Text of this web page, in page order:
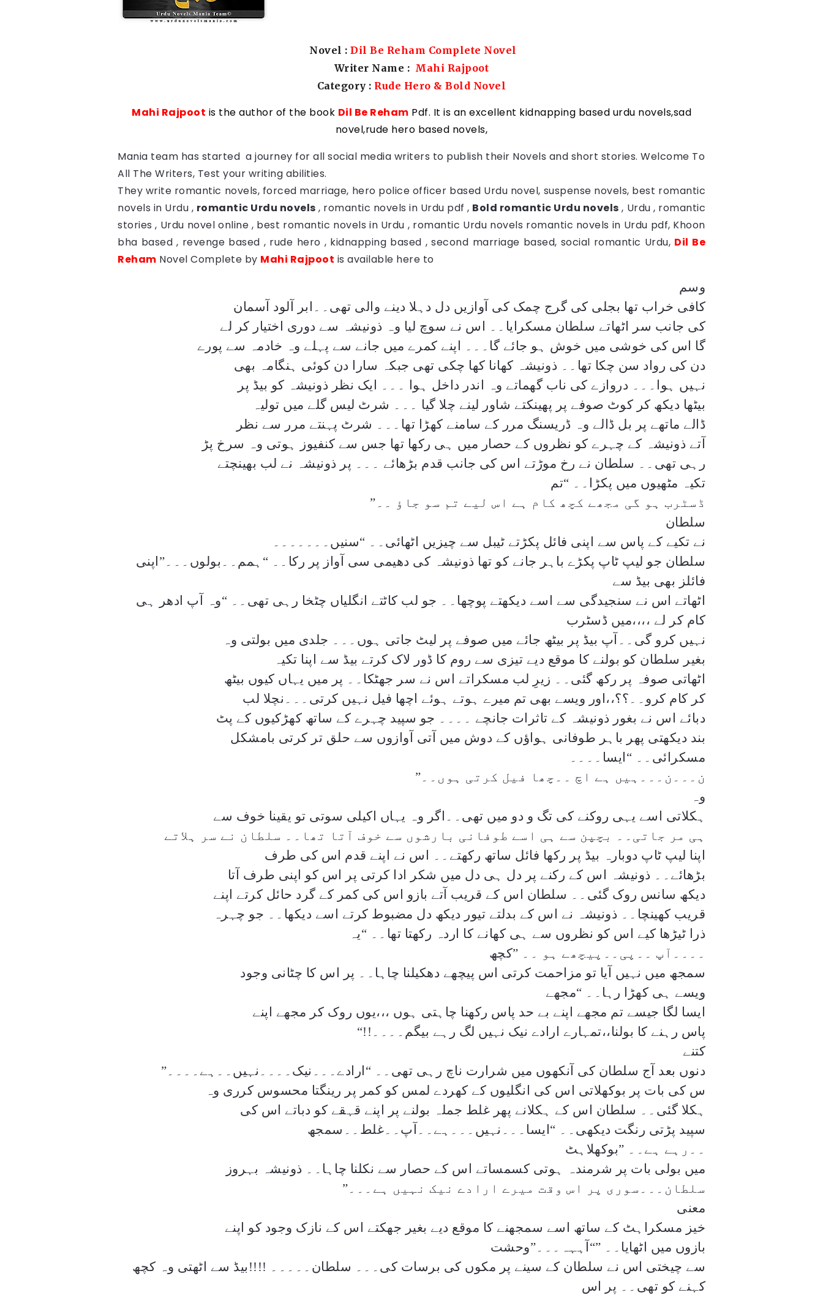
Novel : Dil Be Reham Complete Novel
Writer Name : Mahi Rajpoot
Category : Rude Hero & Bold Novel
Mahi Rajpoot is the author of the book Dil Be Reham Pdf. It is an excellent kidnapping based urdu novels,sad
novel,rude hero based novels,
Mania team has started a journey for all social media writers to publish their Novels and short stories. Welcome To
All The Writers, Test your writing abilities.
They write romantic novels, forced marriage, hero police officer based Urdu novel, suspense novels, best romantic
novels in Urdu , romantic Urdu novels , romantic novels in Urdu pdf , Bold romantic Urdu novels , Urdu , romantic
stories , Urdu novel online , best romantic novels in Urdu , romantic Urdu novels romantic novels in Urdu pdf, Khoon
bha based , revenge based , rude hero , kidnapping based , second marriage based, social romantic Urdu, Dil Be
Reham Novel Complete by Mahi Rajpoot is available here to
وسم
کافی خراب تھا بجلی کی گرج چمک کی آوازیں دل دہلا دینے والی تھی۔۔ابر آلود آسمان
کی جانب سر اٹھاتے سلطان مسکرایا۔۔ اس نے سوچ لیا وہ ذونیشہ سے دوری اختیار کر لے
گا اس کی خوشی میں خوش ہو جائے گا۔۔۔ اپنے کمرے میں جانے سے پہلے وہ خادمہ سے پورے
دن کی رواد سن چکا تھا۔۔ ذونیشہ کھانا کھا چکی تھی جبکہ سارا دن کوئی ہنگامہ بھی
نہیں ہوا۔۔۔ دروازے کی ناب گھماتے وہ اندر داخل ہوا ۔۔۔ ایک نظر ذونیشہ کو بیڈ پر
بیٹھا دیکھ کر کوٹ صوفے پر پھینکتے شاور لینے چلا گیا ۔۔۔ شرٹ لیس گلے میں تولیہ
ڈالے ماتھے پر بل ڈالے وہ ڈریسنگ مرر کے سامنے کھڑا تھا۔۔۔ شرٹ پہنتے مرر سے نظر
آتے ذونیشہ کے چہرے کو نظروں کے حصار میں ہی رکھا تھا جس سے کنفیوز ہوتی وہ سرخ پڑ
رہی تھی۔۔ سلطان نے رخ موڑتے اس کی جانب قدم بڑھائے ۔۔۔ پر ذونیشہ نے لب بھینچتے
تکیہ مٹھیوں میں پکڑا۔۔ “تم
ڈسٹرب ہو گی مجھے کچھ کام ہے اس لیے تم سو جاؤ ۔۔ ”
سلطان
نے تکیے کے پاس سے اپنی فائل پکڑتے ٹیبل سے چیزیں اٹھائی۔۔ “سنیں۔۔۔۔۔۔۔
سلطان جو لیپ ٹاپ پکڑے باہر جانے کو تھا ذونیشہ کی دھیمی سی آواز پر رکا۔۔ “ ہمم۔۔بولوں۔۔۔”اپنی
فائلز بھی بیڈ سے
اٹھاتے اس نے سنجیدگی سے اسے دیکھتے پوچھا۔۔ جو لب کاٹتے انگلیاں چٹخا رہی تھی۔۔ “وہ آپ ادھر ہی
کام کر لے ،،،،میں ڈسٹرب
نہیں کرو گی۔۔آپ بیڈ پر بیٹھ جائے میں صوفے پر لیٹ جاتی ہوں۔۔۔ جلدی میں بولتی وہ
بغیر سلطان کو بولنے کا موقع دیے تیزی سے روم کا ڈور لاک کرتے بیڈ سے اپنا تکیہ
اٹھاتی صوفہ پر رکھ گئی۔۔ زیرِ لب مسکراتے اس نے سر جھٹکا۔۔ پر میں یہاں کیوں بیٹھ
کر کام کرو۔۔؟؟،،اور ویسے بھی تم میرے ہوتے ہوئے اچھا فیل نہیں کرتی۔۔۔نچلا لب
دبائے اس نے بغور ذونیشہ کے تاثرات جانچے ۔۔۔۔ جو سپید چہرے کے ساتھ کھڑکیوں کے پٹ
بند دیکھتی پھر باہر طوفانی ہواؤں کے دوش میں آتی آوازوں سے حلق تر کرتی بامشکل
مسکرائی۔۔ “ ایسا۔۔۔۔
ن۔۔۔ن۔۔۔ہیں ہے اچ ۔۔چھا فیل کرتی ہوں۔۔ ”
وہ
ہکلاتی اسے یہی روکنے کی تگ و دو میں تھی۔۔اگر وہ یہاں اکیلی سوتی تو یقینا خوف سے
ہی مر جاتی۔۔ بچپن سے ہی اسے طوفانی بارشوں سے خوف آتا تھا۔۔ سلطان نے سر ہلاتے
اپنا لیپ ٹاپ دوبارہ بیڈ پر رکھا فائل ساتھ رکھتے۔۔ اس نے اپنے قدم اس کی طرف
بڑھائے۔۔ ذونیشہ اس کے رکنے پر دل ہی دل میں شکر ادا کرتی پر اس کو اپنی طرف آتا
دیکھ سانس روک گئی۔۔ سلطان اس کے قریب آتے بازو اس کی کمر کے گرد حائل کرتے اپنے
قریب کھینچا۔۔ ذونیشہ نے اس کے بدلتے تیور دیکھ دل مضبوط کرتے اسے دیکھا۔۔ جو چہرہ
ذرا ٹیڑھا کیے اس کو نظروں سے ہی کھانے کا اردہ رکھتا تھا۔۔ “یہ
۔۔۔۔آپ ۔۔پی۔۔پیچھے ہو ۔۔ ”کچھ
سمجھ میں نہیں آیا تو مزاحمت کرتی اس پیچھے دھکیلنا چاہا۔۔ پر اس کا چٹانی وجود
ویسے ہی کھڑا رہا۔۔ “مجھے
ایسا لگا جیسے تم مجھے اپنے بے حد پاس رکھنا چاہتی ہوں ،،،یوں روک کر مجھے اپنے
پاس رہنے کا بولنا،،تمہارے ارادے نیک نہیں لگ رہے بیگم۔۔۔۔ “!!
کتنے
دنوں بعد آج سلطان کی آنکھوں میں شرارت ناچ رہی تھی۔۔ “ ارادے۔۔۔نیک۔۔۔۔نہیں۔۔ہے۔۔۔۔”
س کی بات پر بوکھلاتی اس کی انگلیوں کے کھردے لمس کو کمر پر رینگتا محسوس کرری وہ
ہکلا گئی۔۔ سلطان اس کے ہکلانے پھر غلط جملہ بولنے پر اپنے قہقے کو دباتے اس کی
سپید پڑتی رنگت دیکھی۔۔ “ ایسا۔۔۔نہیں۔۔۔ہے۔۔آپ۔۔غلط۔۔سمجھ
۔۔رہے ہے۔۔ ”بوکھلاہٹ
میں بولی بات پر شرمندہ ہوتی کسمساتے اس کے حصار سے نکلنا چاہا۔۔ ذونیشہ بہروز
سلطان۔۔۔سوری پر اس وقت میرے ارادے نیک نہیں ہے۔۔۔ ”
معنی
خیز مسکراہٹ کے ساتھ اسے سمجھنے کا موقع دیے بغیر جھکتے اس کے نازک وجود کو اپنے
بازوں میں اٹھایا۔۔ “” آہہہ۔۔۔”وحشت
سے چیختی اس نے سلطان کے سینے پر مکوں کی برسات کی۔۔۔ سلطان۔۔۔۔۔
!!!! بیڈ سے اٹھتی وہ کچھ
کہنے کو تھی۔۔ پر اس